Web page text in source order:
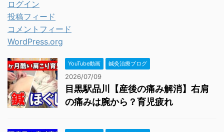
ログイン
投稿フィード
コメントフィード
WordPress.org
YouTube動画 鍼灸治療ブログ
2026/07/09
目黒駅品川【産後の痛み解消】右肩
の痛みは腕から？育児疲れ